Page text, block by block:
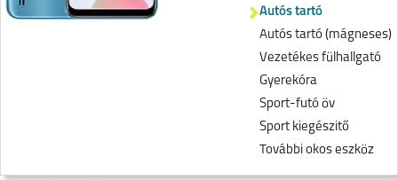
Autós tartó
Autós tartó (mágneses)
Vezetékes fülhallgató
Gyerekóra
Sport-futó öv
Sport kiegészitő
További okos eszköz